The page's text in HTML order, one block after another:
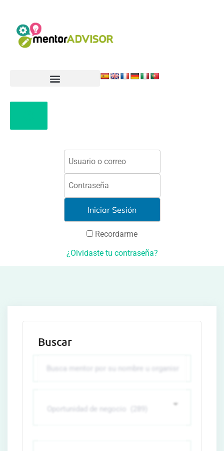
Recordarme
¿Olvidaste tu contraseña?
Buscar